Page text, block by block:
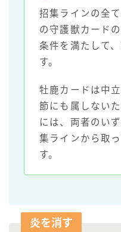
招集ラインの全
の守護獣カード
条件を満たして
す。
牡鹿カードは中
節にも属しない
には、両者のい
集ラインから取
す。
炎を消す